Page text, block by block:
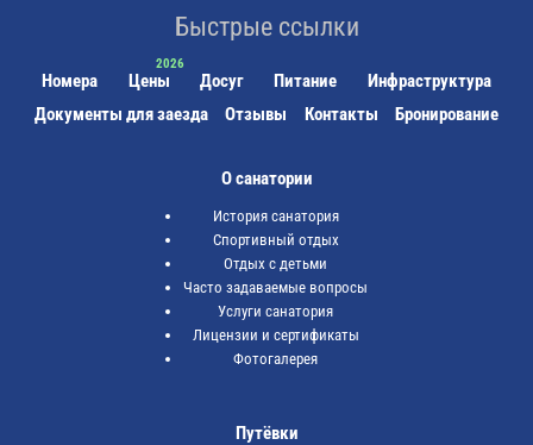
Быстрые ссылки
Номера Цены Досуг Питание
Инфраструктура
Документы для заезда
Отзывы Контакты Бронирование
О санатории
История санатория
Спортивный отдых
Отдых с детьми
Часто задаваемые вопросы
Услуги санатория
Лицензии и сертификаты
Фотогалерея
Путёвки